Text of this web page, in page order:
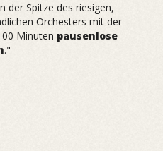
der Spitze des riesigen,
Orchesters mit der
Minuten pausenlose
."